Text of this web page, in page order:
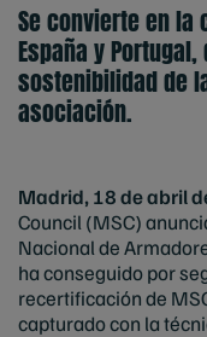
Se convierte en
España y
sostenibilidad de
asociación.
Madrid, 18 de abril
Council (MSC)
Nacional de
ha conseguido por
recertificación de
capturado con la